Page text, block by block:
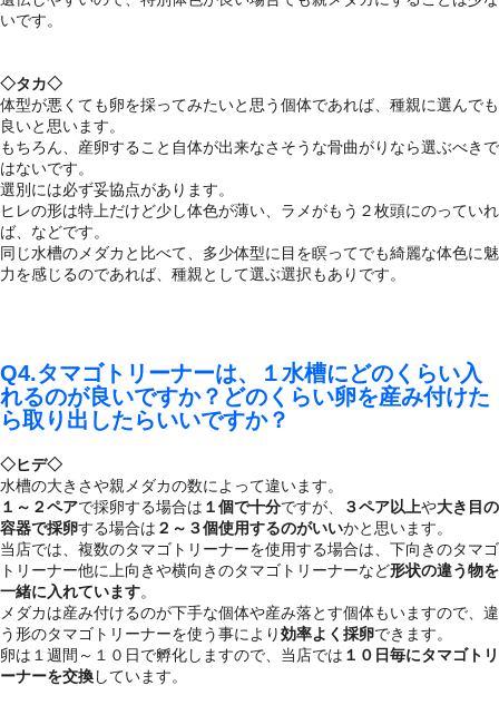
いです。
◇タカ◇
体型が悪くても卵を採ってみたいと思う個体であれば、種親に選んでも
良いと思います。
もちろん、産卵すること自体が出来なさそうな骨曲がりなら選ぶべきで
はないです。
選別には必ず妥協点があります。
ヒレの形は特上だけど少し体色が薄い、ラメがもう２枚頭にのっていれ
ば、などです。
同じ水槽のメダカと比べて、多少体型に目を瞑ってでも綺麗な体色に魅
力を感じるのであれば、種親として選ぶ選択もありです。
Q4.タマゴトリーナーは、１水槽にどのくらい入
れるのが良いですか？どのくらい卵を産み付けた
ら取り出したらいいですか？
◇ヒデ◇
水槽の大きさや親メダカの数によって違います。
１～２ペアで採卵する場合は １個で十分ですが、 ３ペア以上や大き目の
容器で採卵する場合は ２～３個使用するのがいいかと思います。
当店では、複数のタマゴトリーナーを使用する場合は、下向きのタマゴ
トリーナー他に上向きや横向きのタマゴトリーナーなど形状の違う物を
一緒に入れています。
メダカは産み付けるのが下手な個体や産み落とす個体もいますので、違
う形のタマゴトリーナーを使う事により効率よく採卵できます。
卵は１週間～１０日で孵化しますので、当店では １０日毎にタマゴトリ
ーナーを交換しています。